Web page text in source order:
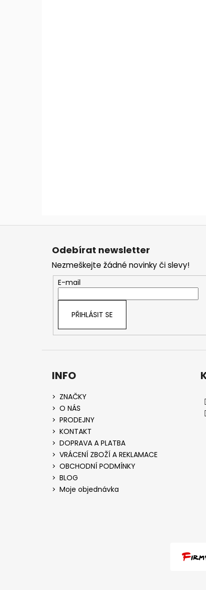
Z
Odebírat newsletter
Nezmeškejte žádné novinky či slevy!
E-mail
PŘIHLÁSIT SE
INFO
ZNAČKY
O NÁS
PRODEJNY
KONTAKT
DOPRAVA A PLATBA
VRÁCENÍ ZBOŽÍ A REKLAMACE
OBCHODNÍ PODMÍNKY
BLOG
Moje objednávka